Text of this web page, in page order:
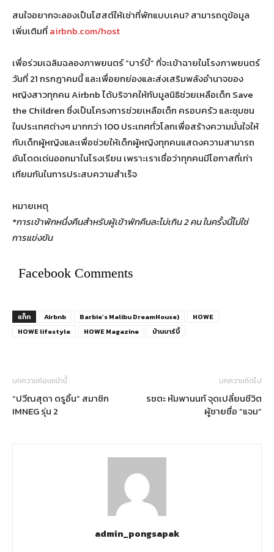
สนใจอยากจะลองเป็นโฮสต์ให้เช่าที่พักแบบเคน? สามารถดูข้อมูล
เพิ่มเติมที่airbnb.com/host
เพื่อร่วมเฉลิมฉลองภาพยนตร์ “บาร์บี้” ที่จะเข้าฉายในโรงภาพยนตร์
วันที่ 21 กรกฎาคมนี้ และเพื่อยกย่องและส่งเสริมพลังอำนาจของ
หญิงสาวทุกคน Airbnb ได้บริจาคให้กับมูลนิธิช่วยเหลือเด็ก Save
the Children ซึ่งเป็นโครงการช่วยเหลือเด็ก ครอบครัว และชุมชน
ในประเทศต่างๆ มากกว่า 100 ประเทศทั่วโลกเพื่อสร้างความมั่นใจให้
กับเด็กผู้หญิงและเพื่อช่วยให้เด็กผู้หญิงทุกคนแสดงความสามารถ
อันโดดเด่นออกมาในโรงเรียน เพราะเราเชื่อว่าทุกคนมีโอกาสที่เท่า
เทียมกันในการประสบความสำเร็จ
หมายเหตุ
*การเข้าพักหนึ่งคืนสำหรับผู้เข้าพักคืนละไม่เกิน 2 คน ในครั้งนี้ไม่ใช่
การแข่งขัน
Facebook Comments
แท็ก Airbnb Barbie’s Malibu DreamHouse)
HOWE
HOWE lifestyle
HOWE Magazine บ้านบาร์บี้
บทความก่อนหน้านี้
“ปวีณสุดา ดรูอิ้น” สมาชิก
IMNEG รุ่น 2
บทความถัดไป
รชตะ หัมพานนท์ จุดเปลี่ยนชีวิต
ผู้ชายชื่อ “แจม”
admin_pongsapak